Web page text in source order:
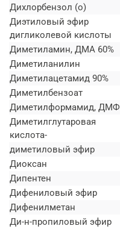
Дихлорбензол (о)
Диэтиловый эфир
дигликолевой кислоты
Диметиламин, ДМА 60%
Диметиланилин
Диметилацетамид 90%
Диметилбензоат
Диметилформамид, ДМФ
Диметилглутаровая
кислота-
диметиловый эфир
Диоксан
Дипентен
Дифениловый эфир
Дифенилметан
Ди-н-пропиловый эфир